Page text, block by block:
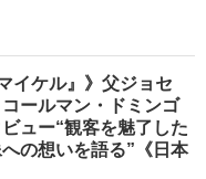
イケル』》父ジョセ
ールマン・ドミンゴ
ュー“観客を魅了した
の想いを語る”《日本